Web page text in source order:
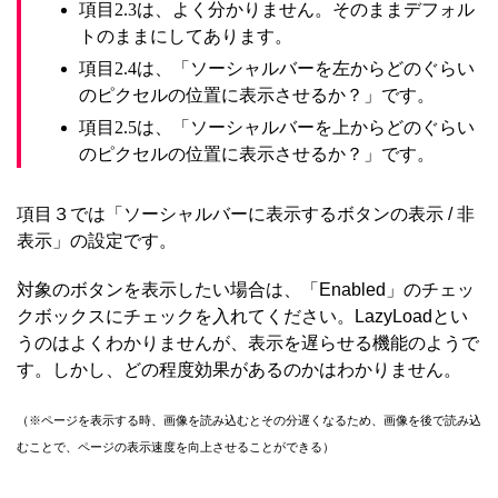
項目2.3は、よく分かりません。そのままデフォル
トのままにしてあります。
項目2.4は、「ソーシャルバーを左からどのぐらい
のピクセルの位置に表示させるか？」です。
項目2.5は、「ソーシャルバーを上からどのぐらい
のピクセルの位置に表示させるか？」です。
項目３では「ソーシャルバーに表示するボタンの表示 / 非
表示」の設定です。
対象のボタンを表示したい場合は、「Enabled」のチェッ
クボックスにチェックを入れてください。LazyLoadとい
うのはよくわかりませんが、表示を遅らせる機能のようで
す。しかし、どの程度効果があるのかはわかりません。
（※ページを表示する時、画像を読み込むとその分遅くなるため、画像を後で読み込
むことで、ページの表示速度を向上させることができる）